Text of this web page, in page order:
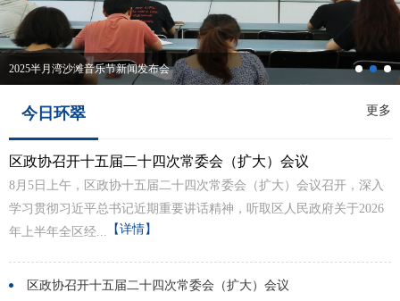
2025半月湾沙滩音乐节新闻发布会
今日环翠 更多
区政协召开十五届二十四次常委会（扩大）会议
8月5日上午，区政协十五届二十四次常委会（扩大）会议召开，深入
学习贯彻习近平总书记近期重要讲话精神，听取区人民政府关于2026
年上半年全区经... 【详情】
区政协召开十五届二十四次常委会（扩大）会议